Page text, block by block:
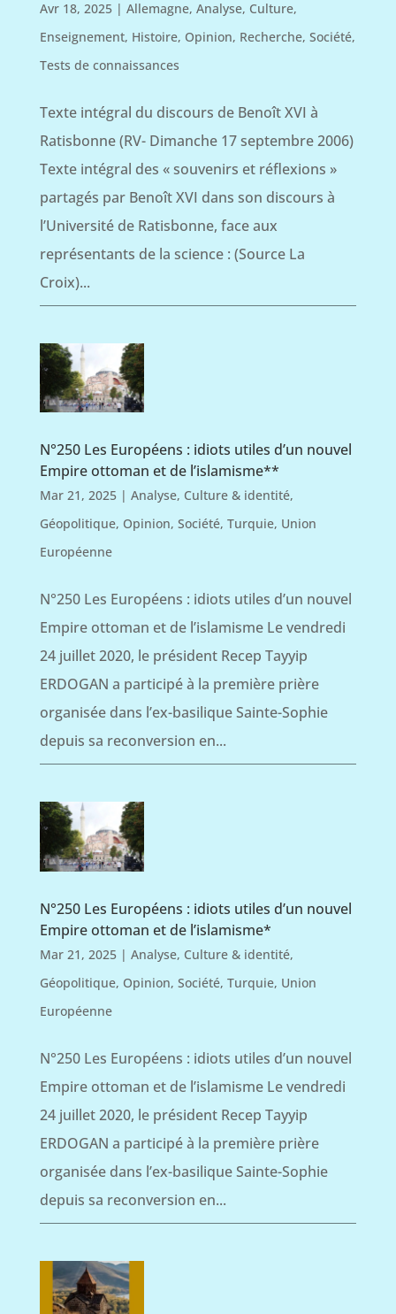
Avr 18, 2025| Allemagne, Analyse, Culture,
Enseignement, Histoire, Opinion, Recherche, Société,
Tests de connaissances
Texte intégral du discours de Benoît XVI à
Ratisbonne (RV- Dimanche 17 septembre 2006)
Texte intégral des « souvenirs et réflexions »
partagés par Benoît XVI dans son discours à
l’Université de Ratisbonne, face aux
représentants de la science : (Source La
Croix)...
N°250 Les Européens : idiots utiles d’un nouvel
Empire ottoman et de l’islamisme**
Mar 21, 2025| Analyse, Culture & identité,
Géopolitique, Opinion, Société, Turquie, Union
Européenne
N°250 Les Européens : idiots utiles d’un nouvel
Empire ottoman et de l’islamisme Le vendredi
24 juillet 2020, le président Recep Tayyip
ERDOGAN a participé à la première prière
organisée dans l’ex-basilique Sainte-Sophie
depuis sa reconversion en...
N°250 Les Européens : idiots utiles d’un nouvel
Empire ottoman et de l’islamisme*
Mar 21, 2025| Analyse, Culture & identité,
Géopolitique, Opinion, Société, Turquie, Union
Européenne
N°250 Les Européens : idiots utiles d’un nouvel
Empire ottoman et de l’islamisme Le vendredi
24 juillet 2020, le président Recep Tayyip
ERDOGAN a participé à la première prière
organisée dans l’ex-basilique Sainte-Sophie
depuis sa reconversion en...